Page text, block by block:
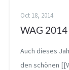
Oct 18, 2014
WAG
Auch dieses
den schönen